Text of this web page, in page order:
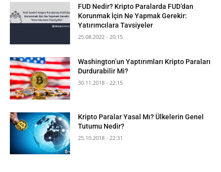
FUD Nedir? Kripto Paralarda FUD’dan
Korunmak İçin Ne Yapmak Gerekir:
Yatırımcılara Tavsiyeler
25.08.2022 - 20:15
Washington’un Yaptırımları Kripto Paraları
Durdurabilir Mi?
30.11.2018 - 22:15
Kripto Paralar Yasal Mı? Ülkelerin Genel
Tutumu Nedir?
25.10.2018 - 22:31